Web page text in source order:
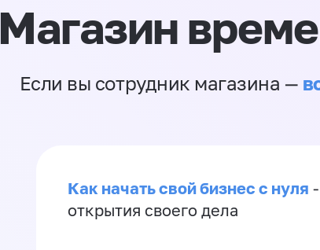
Магазин
Если вы сотрудник магазина —
Как начать свой бизнес с нуля
открытия своего дела